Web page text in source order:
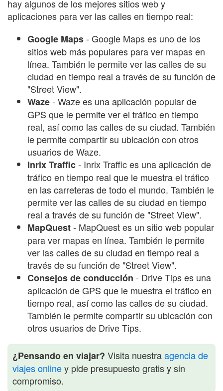
hay algunos de los mejores sitios web y
aplicaciones para ver las calles en tiempo real:
Google Maps- Google Maps es uno de los
sitios web más populares para ver mapas en
línea. También le permite ver las calles de su
ciudad en tiempo real a través de su función de
"Street View".
Waze- Waze es una aplicación popular de
GPS que le permite ver el tráfico en tiempo
real, así como las calles de su ciudad. También
le permite compartir su ubicación con otros
usuarios de Waze.
Inrix Traffic- Inrix Traffic es una aplicación de
tráfico en tiempo real que le muestra el tráfico
en las carreteras de todo el mundo. También le
permite ver las calles de su ciudad en tiempo
real a través de su función de "Street View".
MapQuest- MapQuest es un sitio web popular
para ver mapas en línea. También le permite
ver las calles de su ciudad en tiempo real a
través de su función de "Street View".
Consejos de conducción - Drive Tips es una
aplicación de GPS que le muestra el tráfico en
tiempo real, así como las calles de su ciudad.
También le permite compartir su ubicación con
otros usuarios de Drive Tips.
¿Pensando en viajar? Visita nuestraagencia de
viajes onliney pide presupuesto gratis y sin
compromiso.